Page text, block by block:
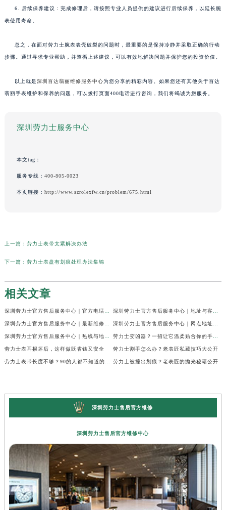
6. 后续保养建议：完成修理后，请按照专业人员提供的建议进行后续保养，以延长腕
表使用寿命。
总之，在面对劳力士腕表表壳破裂的问题时，最重要的是保持冷静并采取正确的行动
步骤。通过寻求专业帮助，并遵循上述建议，可以有效地解决问题并保护您的投资价值。
以上就是深圳百达翡丽维修服务中心为您分享的精彩内容。如果您还有其他关于百达
翡丽手表维护和保养的问题，可以拨打页面400电话进行咨询，我们将竭诚为您服务。
深圳劳力士服务中心
本文tag：
服务专线： 400-805-0023
本页链接： http://www.szrolexfw.cn/problem/675.html
上一篇： 劳力士表带太紧解决办法
下一篇： 劳力士表盘有划痕处理办法集锦
相关文章
劳力士表耳损坏后，这样做既省钱又安全 劳力士割手怎么办？老表匠私藏技巧大公开
劳力士被撞出划痕？老表匠的抛光秘籍公开
深圳劳力士售后官方维修
深圳劳力士售后官方维修中心